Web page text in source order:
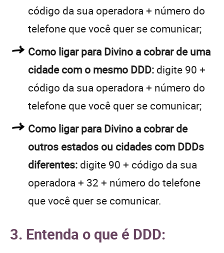
código da sua operadora + número do
telefone que você quer se comunicar;
Como ligar para Divino a cobrar de uma
cidade com o mesmo DDD: digite 90 +
código da sua operadora + número do
telefone que você quer se comunicar;
Como ligar para Divino a cobrar de
outros estados ou cidades com DDDs
diferentes: digite 90 + código da sua
operadora + 32 + número do telefone
que você quer se comunicar.
3. Entenda o que é DDD: